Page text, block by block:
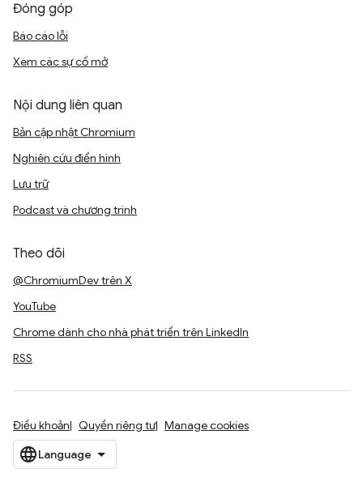
Đóng góp
Báo cáo lỗi
Xem các sự cố mở
Nội dung liên quan
Bản cập nhật Chromium
Nghiên cứu điển hình
Lưu trữ
Podcast và chương trình
Theo dõi
@ChromiumDev trên X
YouTube
Chrome dành cho nhà phát triển trên LinkedIn
RSS
Điều khoản Quyền riêng tư Manage cookies